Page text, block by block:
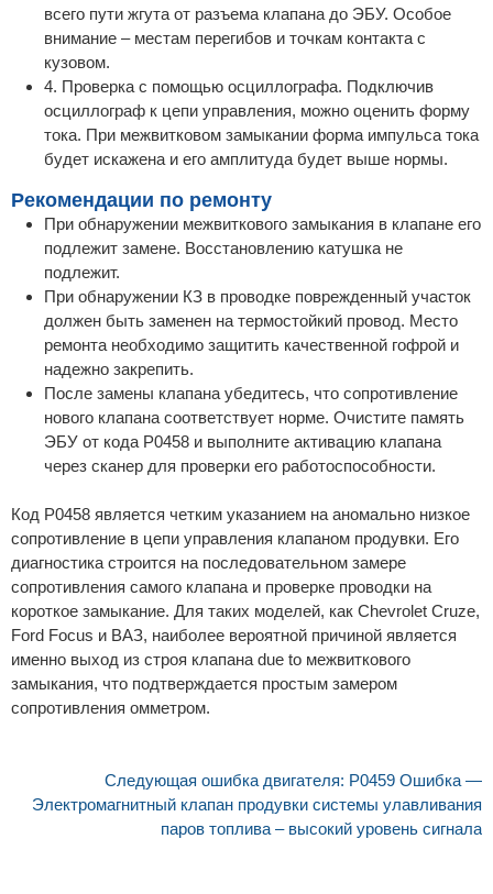
всего пути жгута от разъема клапана до ЭБУ. Особое
внимание – местам перегибов и точкам контакта с
кузовом.
4. Проверка с помощью осциллографа. Подключив
осциллограф к цепи управления, можно оценить форму
тока. При межвитковом замыкании форма импульса тока
будет искажена и его амплитуда будет выше нормы.
Рекомендации по ремонту
При обнаружении межвиткового замыкания в клапане его
подлежит замене. Восстановлению катушка не
подлежит.
При обнаружении КЗ в проводке поврежденный участок
должен быть заменен на термостойкий провод. Место
ремонта необходимо защитить качественной гофрой и
надежно закрепить.
После замены клапана убедитесь, что сопротивление
нового клапана соответствует норме. Очистите память
ЭБУ от кода P0458 и выполните активацию клапана
через сканер для проверки его работоспособности.
Код P0458 является четким указанием на аномально низкое
сопротивление в цепи управления клапаном продувки. Его
диагностика строится на последовательном замере
сопротивления самого клапана и проверке проводки на
короткое замыкание. Для таких моделей, как Chevrolet Cruze,
Ford Focus и ВАЗ, наиболее вероятной причиной является
именно выход из строя клапана due to межвиткового
замыкания, что подтверждается простым замером
сопротивления омметром.
Следующая ошибка двигателя: P0459 Ошибка —
Электромагнитный клапан продувки системы улавливания
паров топлива – высокий уровень сигнала